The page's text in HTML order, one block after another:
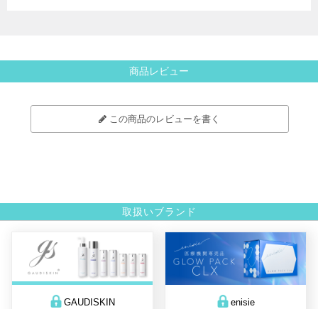
商品レビュー
この商品のレビューを書く
取扱いブランド
GAUDISKIN enisie